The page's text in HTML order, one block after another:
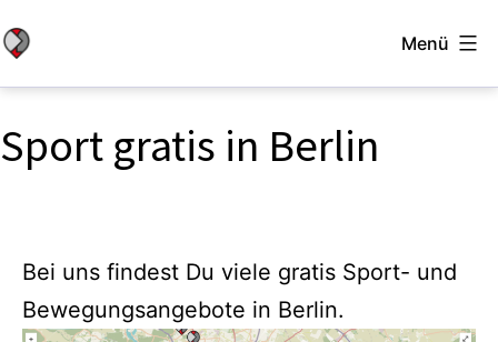
Inhalt
springen
Menü
Sport gratis in Berlin
Bei uns findest Du viele gratis Sport- und
Bewegungsangebote in Berlin.